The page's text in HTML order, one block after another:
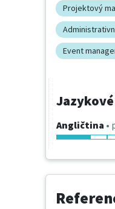
Projektový
Event
Angličtina •